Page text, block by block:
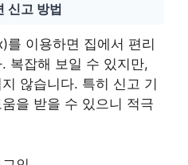
신고 방법
이용하면 집에서 편리
복잡해 보일 수 있지만,
않습니다. 특히 신고 기
을 받을 수 있으니 적극